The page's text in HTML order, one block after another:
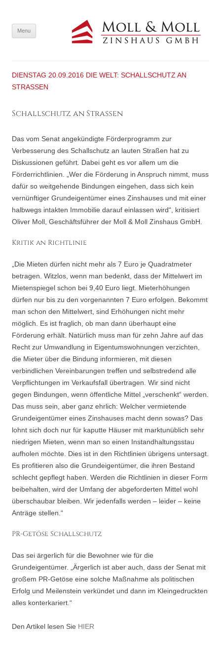
Menu SKIP TO CONTENT
DIENSTAG 20.09.2016 DIE WELT: SCHALLSCHUTZ AN
STRASSEN
Schallschutz an Straßen
Das vom Senat angekündigte Förderprogramm zur
Verbesserung des Schallschutz an lauten Straßen hat zu
Diskussionen geführt. Dabei geht es vor allem um die
Förderrichtlinien. „Wer die Förderung in Anspruch nimmt, muss
dafür so weitgehende Bindungen eingehen, dass sich kein
vernünftiger Grundeigentümer eines Zinshauses und mit einer
halbwegs intakten Immobilie darauf einlassen wird“, kritisiert
Oliver Moll, Geschäftsführer der Moll & Moll Zinshaus GmbH.
Kritik an Richtlinie
„Die Mieten dürfen nicht mehr als 7 Euro je Quadratmeter
betragen. Witzlos, wenn man bedenkt, dass der Mittelwert im
Mietenspiegel schon bei 9,40 Euro liegt. Mieterhöhungen
dürfen nur bis zu den vorgenannten 7 Euro erfolgen. Bekommt
man schon den Mittelwert, sind Erhöhungen nicht mehr
möglich. Es ist fraglich, ob man dann überhaupt eine
Förderung erhält. Natürlich muss man für zehn Jahre auf das
Recht zur Umwandlung in Eigentumswohnungen verzichten,
die Mieter über die Bindung informieren, mit diesen
verbindlichen Vereinbarungen treffen und selbstredend alle
Verpflichtungen im Verkaufsfall übertragen. Wir sind nicht
gegen Bindungen, wenn öffentliche Mittel „verschenkt“ werden.
Das muss sein, aber ganz ehrlich: Welcher vermietende
Grundeigentümer eines Zinshauses macht denn sowas? Das
lohnt sich doch nur für kaputte Häuser mit marktunüblich sehr
niedrigen Mieten, wenn man so einen Instandhaltungsstau
aufholen möchte. Dies ist in den Richtlinien übrigens untersagt.
Es profitieren also die Grundeigentümer, die ihren Bestand
schlecht gepflegt haben. Werden die Richtlinien in dieser Form
beibehalten, wird der Umfang der abgeforderten Mittel wohl
überschaubar bleiben. Wir jedenfalls werden – leider – keine
Anträge stellen.“
PR-Getöse Schallschutz
Das sei ärgerlich für die Bewohner wie für die
Grundeigentümer. „Ärgerlich ist aber auch, dass der Senat mit
großem PR-Getöse eine solche Maßnahme als politischen
Erfolg und Meilenstein verkündet und dann im Kleingedruckten
alles konterkariert.“
Den Artikel lesen Sie HIER